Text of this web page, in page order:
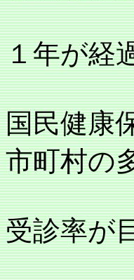
１年が経
国民健康
市町村の
受診率が